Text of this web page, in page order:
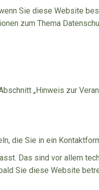
Sie diese Website
zum Thema
„Hinweis zur
die Sie in ein
Das sind vor allem
Sie diese Website